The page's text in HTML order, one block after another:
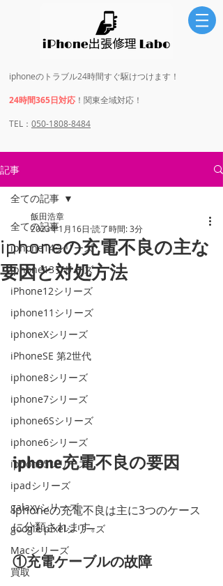
iphoneのトラブル24時間すぐ駆けつけます！
24時間365日対応 ！関東全域対応！
​​TEL： 050-1808-8484
記事
全ての記事
iphone14シリーズ
iphone13シリーズ
iPhone12シリーズ
iphone11シリーズ
iphoneXシリーズ
iPhoneSE 第2世代
iphone8シリーズ
iphone7シリーズ
iphone6Sシリーズ
iphone6シリーズ
iphone5シリーズ
ipadシリーズ
galaxyシリーズ
google pixelシリーズ
Macシリーズ
買取
全ての記事
iphoneの充電不良の主な
要因と対処方法
飯田浩章
2023年1月16日 読了時間: 3分
iphone充電不良の要因
iphoneの充電不良は主に3つのケース
に分類されます。
①充電ケーブルの故障